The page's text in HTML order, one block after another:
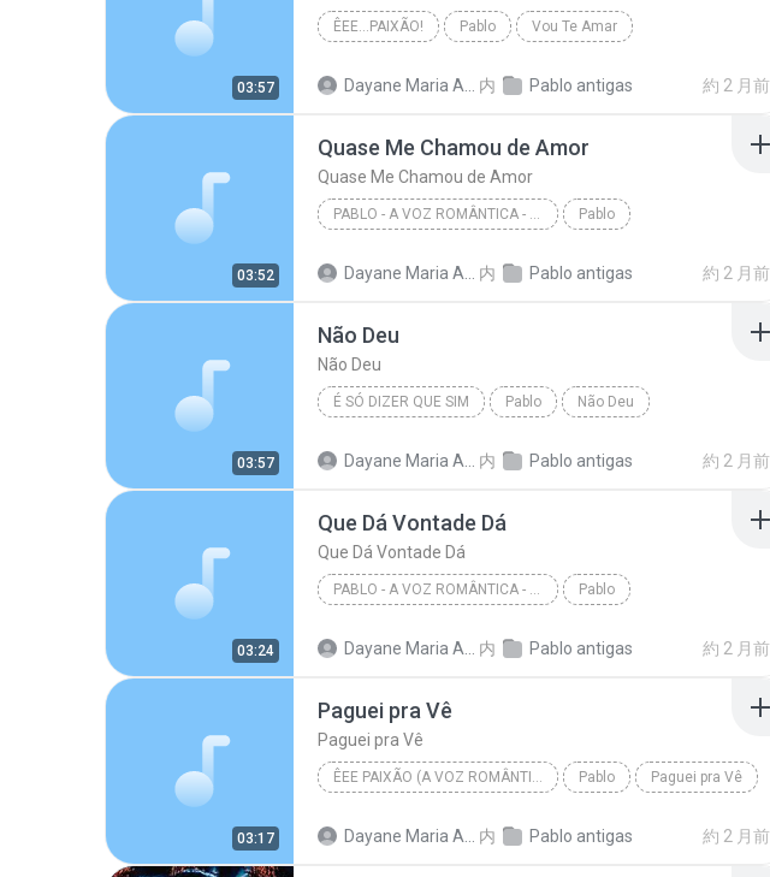
03:57
ÊEE...PAIXÃO! Pablo Vou Te Amar
内 Pablo antigas 約 2 月前
03:52
Quase Me Chamou de Amor
Quase Me Chamou de Amor
PABLO - A VOZ ROMÂNTICA - ARROCHA BRASIL Pablo
内 Pablo antigas 約 2 月前
03:57
Não Deu
Não Deu
É SÓ DIZER QUE SIM Pablo Não Deu
内 Pablo antigas 約 2 月前
03:24
Que Dá Vontade Dá
Que Dá Vontade Dá
PABLO - A VOZ ROMÂNTICA - ARROCHA BRASIL Pablo
内 Pablo antigas 約 2 月前
03:17
Paguei pra Vê
Paguei pra Vê
ÊEE PAIXÃO (A VOZ ROMÂNTICA) Pablo Paguei pra Vê
内 Pablo antigas 約 2 月前